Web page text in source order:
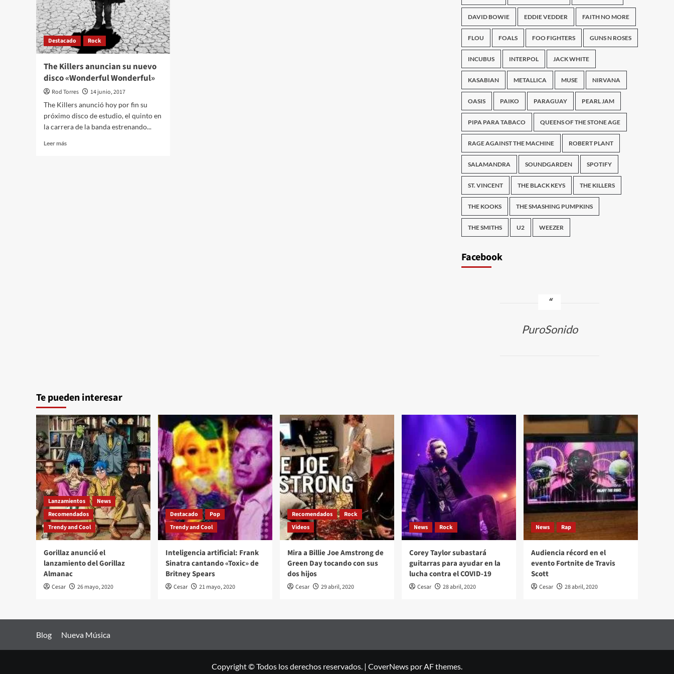
Destacado Rock
The Killers anuncian su nuevo
disco «Wonderful Wonderful»
Rod Torres
14 junio, 2017
The Killers anunció hoy por fin su
próximo disco de estudio, el quinto en
la carrera de la banda estrenando...
Leer másLeer
DAVID BOWIE EDDIE VEDDER FAITH NO MORE
FLOU FOALS FOO FIGHTERS GUNS N ROSES
INCUBUS INTERPOL JACK WHITE
KASABIAN METALLICA MUSE NIRVANA
OASIS PAIKO PARAGUAY PEARL JAM
PIPA PARA TABACO QUEENS OF THE STONE AGE
RAGE AGAINST THE MACHINE ROBERT PLANT
SALAMANDRA SOUNDGARDEN SPOTIFY
ST. VINCENT THE BLACK KEYS THE KILLERS
THE KOOKS THE SMASHING PUMPKINS
THE SMITHS U2 WEEZER
Facebook
PuroSonido
Te pueden interesar
Lanzamientos
News
Recomendados
Trendy and Cool
Gorillaz anunció el
lanzamiento del Gorillaz
Almanac
Cesar 26 mayo, 2020
Destacado
Pop
Trendy and Cool
Inteligencia artificial: Frank
Sinatra cantando «Toxic» de
Britney Spears
Cesar 21 mayo, 2020
Recomendados
Rock
Videos
Mira a Billie Joe Amstrong de
Green Day tocando con sus
dos hijos
Cesar 29 abril, 2020
News Rock
Corey Taylor subastará
guitarras para ayudar en la
lucha contra el COVID-19
Cesar 28 abril, 2020
News Rap
Audiencia récord en el
evento Fortnite de Travis
Scott
Cesar 28 abril, 2020
Blog Nueva Música
Copyright © Todos los derechos reservados. | CoverNews por AF themes.